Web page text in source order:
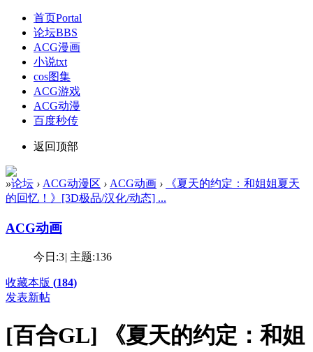
首页Portal
论坛BBS
ACG漫画
小说txt
cos图集
ACG游戏
ACG动漫
百度秒传
返回顶部
»论坛 › ACG动漫区 › ACG动画 ›
《夏天的约定：和姐姐夏天
的回忆！》[3D极品/汉化/动态] ...
ACG动画
今日:3| 主题:136
收藏本版 (184)
发表新帖
[百合GL]
《夏天的约定：和姐